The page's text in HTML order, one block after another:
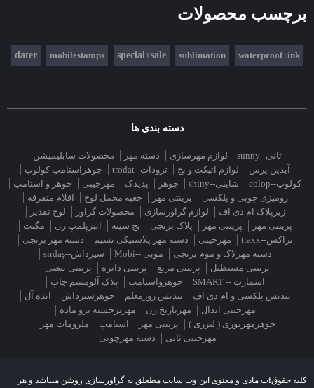
برچسب محصولات
waterproof+ink
sublimation
special+sale
mobilestamps
dater
دسته بندی ها
ثانی--sunny لوازم مهرسازی دسته مهر
محصولات سابلیمیشن
آیدین پرس
لوازم اتیکت و بج ترودات--trodat
جوهراستامپ کولوپ
کولوپ--colop
شاینی--shiny جوهر پدیدک مهرجیبی
جوهر و استامپ
رومیزی چوبی و پلکسی
پرینتی مهر جعبه مخمل لوح
اقلام متفرقه
زیرپلاک ام دی اف
لوازم گراورسازی محصولات گراور
لوح تقدیر
پرینتی مهر
پرینتی مهر پلاک برنجی بج سینه انبرپلمپ زن
مگنت
تراکس--traxx
مهرجیبی دسته مهر پلاستیکی نسیم
دسته مهر برنجی
دسته مهرلاک و موم برنجی
موبی --Mobi
سیرداش--sirdaş
پرینتی مستطیل
پرینتی مربع پرینتی دایره
پرینتی بیضی
اسمارت -- SMART
جوهرواستامپ
پلاک آلومینیم چاپ
تندیس پلکسی و ام دی اف
تندیس روزمعلم جوهرسیرداش
ایده آل
مهرجیبی ایدآل
مهرتاریخ زن
مهربرجسته نرو ماده
جوهرمهرنوری ( لیزری )
پرینتی مهر استامپ
ملزومات مهر
مهرجیبی ثانی
دسته مهرچوبی
کلیه حقوقfب مادی و معنوی این وب سایت مطعلق به گراورسازی روشن میباشد و هر